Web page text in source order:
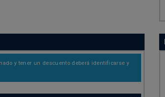
y tener un descuento deberá identificarse y